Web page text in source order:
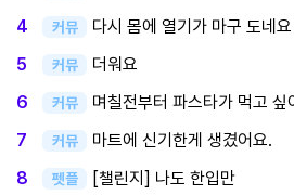
4 커뮤 다시 몸에 열기가 마구 도네
5 커뮤 더워요
6 커뮤 며칠전부터 파스타가 먹고 싶
7 커뮤 마트에 신기한게 생겼어요.
8 펫플 [챌린지] 나도 한입만